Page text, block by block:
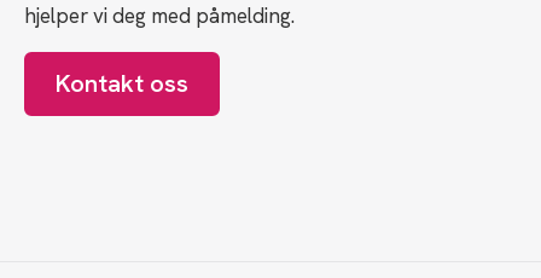
hjelper vi deg med påmelding.
Kontakt oss